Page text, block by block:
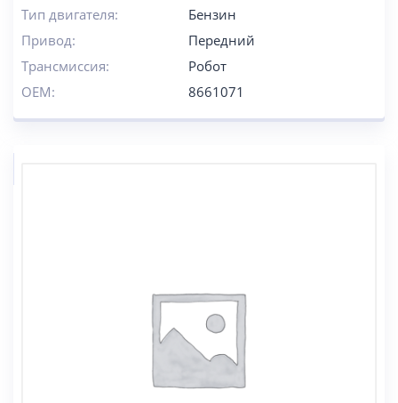
Тип двигателя:
Бензин
Привод:
Передний
Трансмиссия:
Робот
OEM:
8661071